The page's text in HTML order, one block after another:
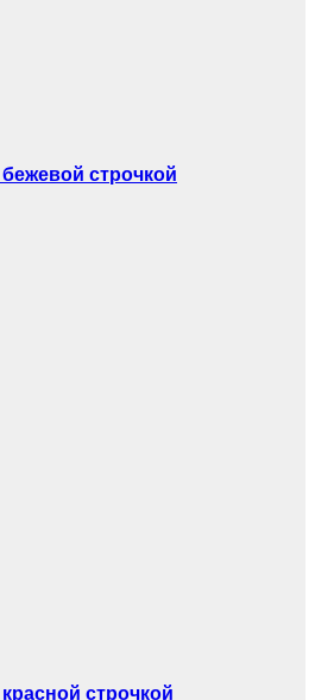
строчкой
строчкой